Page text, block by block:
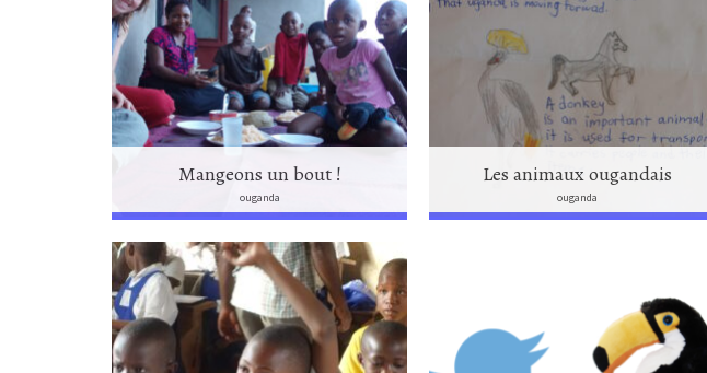
Mangeons un bout !
ouganda
Les animaux ougandais
ouganda